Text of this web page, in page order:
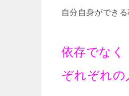
自分自身ができる
依存でなく
ぞれぞれの